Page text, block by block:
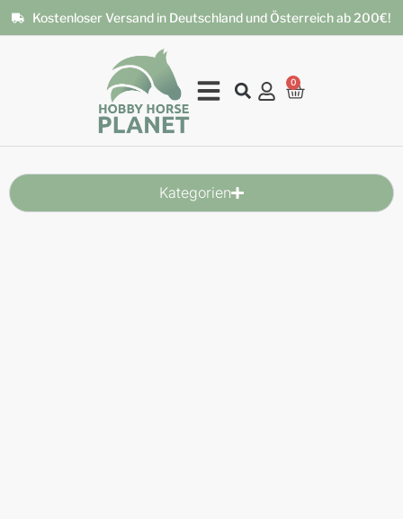
Kostenloser Versand in Deutschland und Österreich ab 200€!
0
Kategorien